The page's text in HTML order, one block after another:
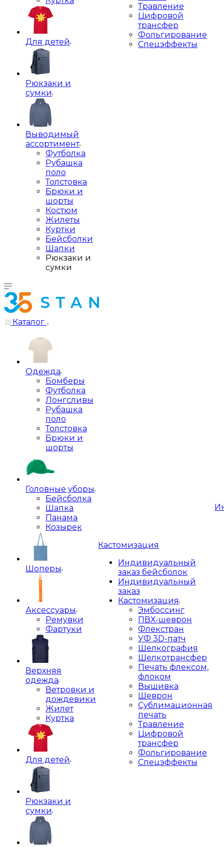
Для детей
Рюкзаки и
сумки
Выводимый
ассортимент
Футболка
Рубашка
поло
Толстовка
Брюки и
шорты
Костюм
Жилеты
Куртки
Бейсболки
Шапки
Рюкзаки и
сумки
Травление
Цифровой
трансфер
Фольгирование
Спецэффекты
Каталог
Одежда
Бомберы
Футболка
Лонгсливы
Рубашка
поло
Толстовка
Брюки и
шорты
Головные уборы
Бейсболка
Шапка
Панама
Козырек
Шоперы
Аксессуары
Ремувки
Фартуки
Верхняя
одежда
Ветровки и
дождевики
Жилет
Куртка
Для детей
Рюкзаки и
сумки
Кастомизация
Индивидуальный
заказ бейсболок
Индивидуальный
заказ
Кастомизация
Эмбоссинг
ПВХ-шеврон
Флекстран
УФ 3D-патч
Шелкография
Шелкотрансфер
Печать флексом,
флоком
Вышивка
Шеврон
Сублимационная
печать
Травление
Цифровой
трансфер
Фольгирование
Спецэффекты